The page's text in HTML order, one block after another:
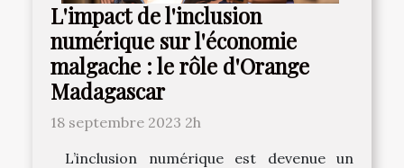
L'impact de l'inclusion
numérique sur l'économie
malgache : le rôle d'Orange
Madagascar
18 septembre 2023 2h
L’inclusion numérique est devenue un